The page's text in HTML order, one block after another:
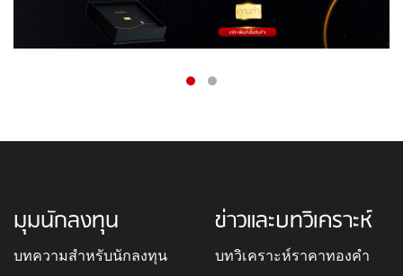
มุมนักลงทุน
บทความสำหรับนักลงทุน
ข่าวและบทวิเคราะห์
บทวิเคราะห์ราคาทองคำ